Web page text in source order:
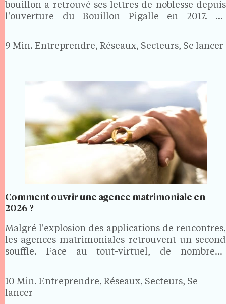
bouillon a retrouvé ses lettres de noblesse depuis
l'ouverture du Bouillon Pigalle en 2017. Sa
française simple, généreuse et bon marché, avec
un…
9 Min. Entreprendre, Réseaux, Secteurs, Se lancer
Comment ouvrir une agence matrimoniale en
2026 ?
Malgré l'explosion des applications de rencontres,
les agences matrimoniales retrouvent un second
souffle. Face au tout-virtuel, de nombreux
recherchent un accompagnement humain,
personnalisé et discret. Bonne nouvelle pour les
porteurs de projet : ouvrir…
10 Min. Entreprendre, Réseaux, Secteurs, Se
lancer